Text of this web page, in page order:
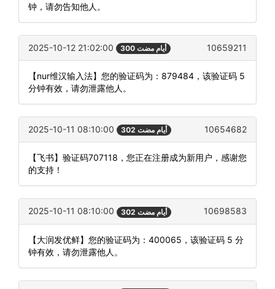
钟，请勿告知他人。
2025-10-12 21:02:00 300 أيام مضت 10659211
【nur维汉输入法】您的验证码为：879484，该验证码 5
分钟有效，请勿泄露他人。
2025-10-11 08:10:00 302 أيام مضت 10654682
【飞书】验证码707118，您正在注册成为新用户，感谢您
的支持！
2025-10-11 08:10:00 302 أيام مضت 10698583
【大润发优鲜】您的验证码为：400065，该验证码 5 分
钟有效，请勿泄露他人。